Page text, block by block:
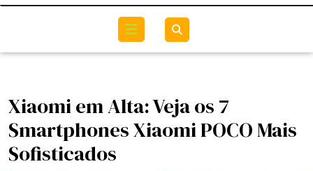
Open
Menu
Xiaomi em Alta: Veja os 7
Smartphones Xiaomi POCO Mais
Sofisticados